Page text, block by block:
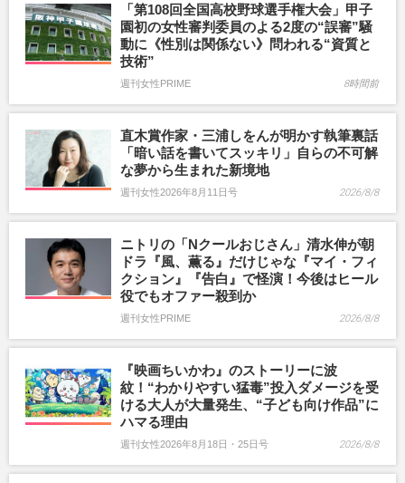
「第108回全国高校野球選手権大会」甲子
園初の女性審判委員のよる2度の“誤審”騒
動に《性別は関係ない》問われる“資質と
技術”
週刊女性PRIME 8時間前
直木賞作家・三浦しをんが明かす執筆裏話
「暗い話を書いてスッキリ」自らの不可解
な夢から生まれた新境地
週刊女性2026年8月11日号 2026/8/8
ニトリの「Nクールおじさん」清水伸が朝
ドラ『風、薫る』だけじゃな『マイ・フィ
クション』『告白』で怪演！今後はヒール
役でもオファー殺到か
週刊女性PRIME 2026/8/8
『映画ちいかわ』のストーリーに波
紋！“わかりやすい猛毒”投入ダメージを受
ける大人が大量発生、“子ども向け作品”に
ハマる理由
週刊女性2026年8月18日・25日号 2026/8/8